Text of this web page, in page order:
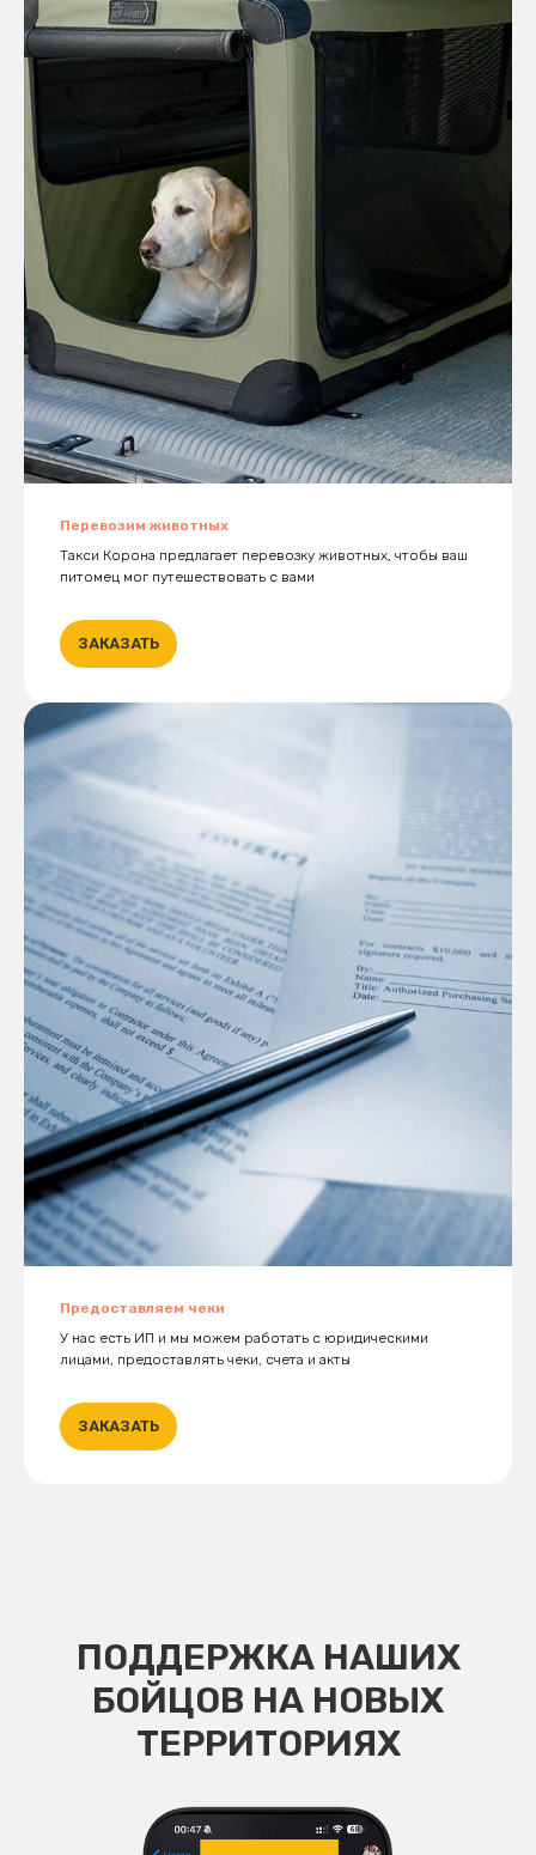
Перевозим животных
Такси Корона предлагает перевозку животных, чтобы ваш
питомец мог путешествовать с вами
ЗАКАЗАТЬ
Предоставляем чеки
У нас есть ИП и мы можем работать с юридическими
лицами, предоставлять чеки, счета и акты
ЗАКАЗАТЬ
ПОДДЕРЖКА НАШИХ
БОЙЦОВ НА НОВЫХ
ТЕРРИТОРИЯХ